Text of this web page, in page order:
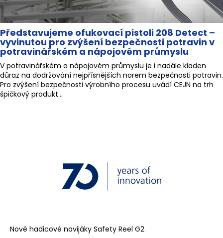
Představujeme ofukovací pistoli 208 Detect –
vyvinutou pro zvýšení bezpečnosti potravin v
potravinářském a nápojovém průmyslu
V potravinářském a nápojovém průmyslu je i nadále kladen
důraz na dodržování nejpřísnějších norem bezpečnosti potravin.
Pro zvýšení bezpečnosti výrobního procesu uvádí CEJN na trh
špičkový produkt...
Nové hadicové navijáky Safety Reel G2